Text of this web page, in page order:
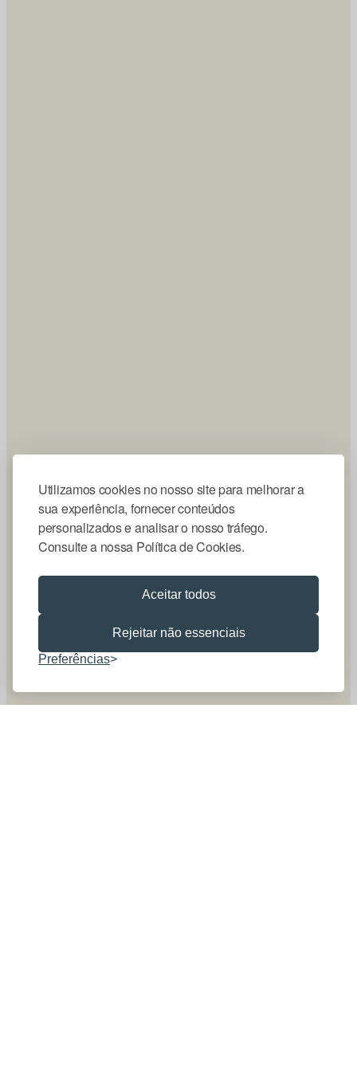
Utilizamos cookies no nosso site para melhorar a
sua experiência, fornecer conteúdos
personalizados e analisar o nosso tráfego.
Consulte a nossa Política de Cookies.
Aceitar todos
Rejeitar não essenciais
Preferências